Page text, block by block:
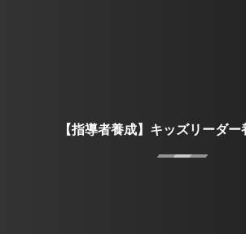
【指導者養成】キッズリーダ